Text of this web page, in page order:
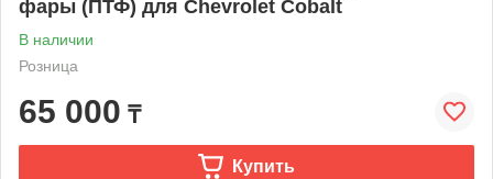
фары (ПТФ) для Chevrolet Cobalt
В наличии
Розница
65 000 ₸
Купить